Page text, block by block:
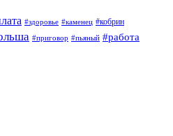
#здоровье #каменец #кобрин
#приговор #пьяный #работа